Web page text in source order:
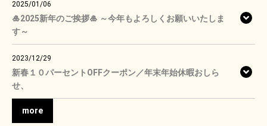
2025/01/06
🎍2025新年のご挨拶🎍 ～今年もよろしくお願いいたしま
す～
2023/12/29
新春１０パーセントOFFクーポン／年末年始休暇おしら
せ、
more